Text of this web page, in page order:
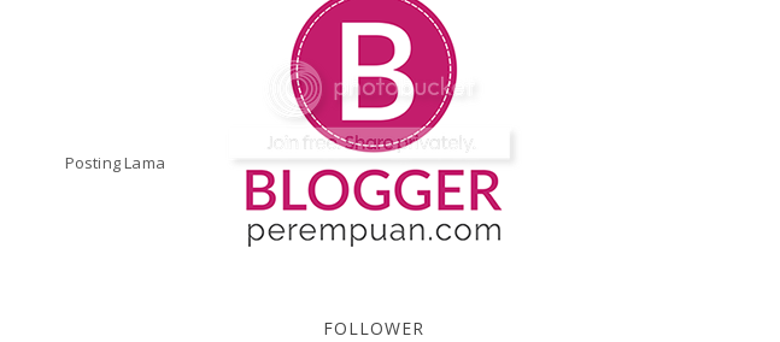
Posting Lama
FOLLOWER